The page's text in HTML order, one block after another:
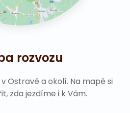
rozvozu
Ostravě a okolí. Na mapě si
zda jezdíme i k Vám.